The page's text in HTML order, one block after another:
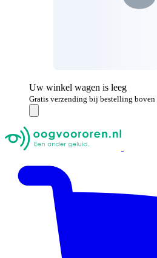
Uw winkel wagen is leeg
Gratis verzending bij bestelling boven